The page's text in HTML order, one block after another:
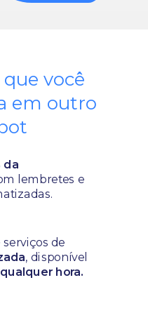
da
lembretes e
serviços de
, disponível
hora.
que você
em outro